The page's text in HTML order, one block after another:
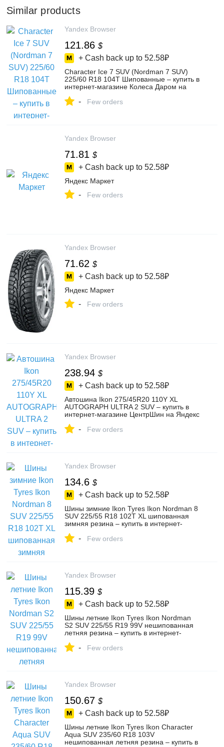
Similar products
Yandex Browser
121.86 $
+ Cash back up to 52.58₽
Character Ice 7 SUV (Nordman 7 SUV)
225/60 R18 104T Шипованные – купить в
интернет-магазине Колеса Даром на
- Few orders
Yandex Browser
71.81 $
+ Cash back up to 52.58₽
Яндекс Маркет
- Few orders
Yandex Browser
71.62 $
+ Cash back up to 52.58₽
Яндекс Маркет
- Few orders
Yandex Browser
238.94 $
+ Cash back up to 52.58₽
Автошина Ikon 275/45R20 110Y XL
AUTOGRAPH ULTRA 2 SUV – купить в
интернет-магазине ЦентрШин на Яндекс
- Few orders
Yandex Browser
134.6 $
+ Cash back up to 52.58₽
Шины зимние Ikon Tyres Ikon Nordman 8
SUV 225/55 R18 102T XL шипованная
зимняя резина – купить в интернет-
103476506707
- Few orders
Yandex Browser
115.39 $
+ Cash back up to 52.58₽
Шины летние Ikon Tyres Ikon Nordman
S2 SUV 225/55 R19 99V нешипованная
летняя резина – купить в интернет-
102648516839
- Few orders
Yandex Browser
150.67 $
+ Cash back up to 52.58₽
Шины летние Ikon Tyres Ikon Character
Aqua SUV 235/60 R18 103V
нешипованная летняя резина – купить в